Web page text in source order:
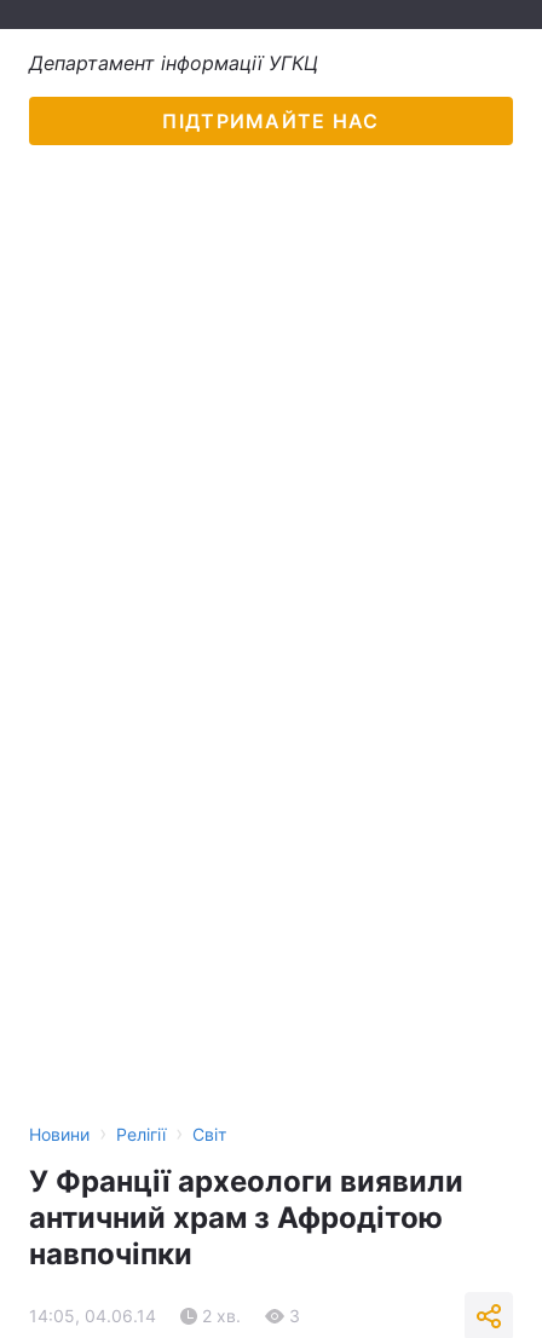
Департамент інформації УГКЦ
ПІДТРИМАЙТЕ НАС
Новини › Релігії › Світ
У Франції археологи виявили
античний храм з Афродітою
навпочіпки
14:05, 04.06.14 2 хв. 3